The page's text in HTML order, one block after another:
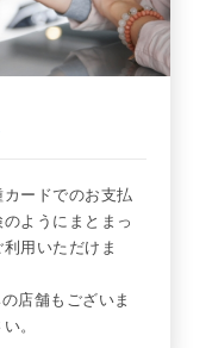
ードでのお支払
ようにまとまっ
用いただけま
店舗もございま
。